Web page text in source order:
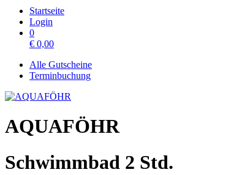
Startseite
Login
0
€ 0,00
Alle Gutscheine
Terminbuchung
AQUAFÖHR
Schwimmbad 2 Std.